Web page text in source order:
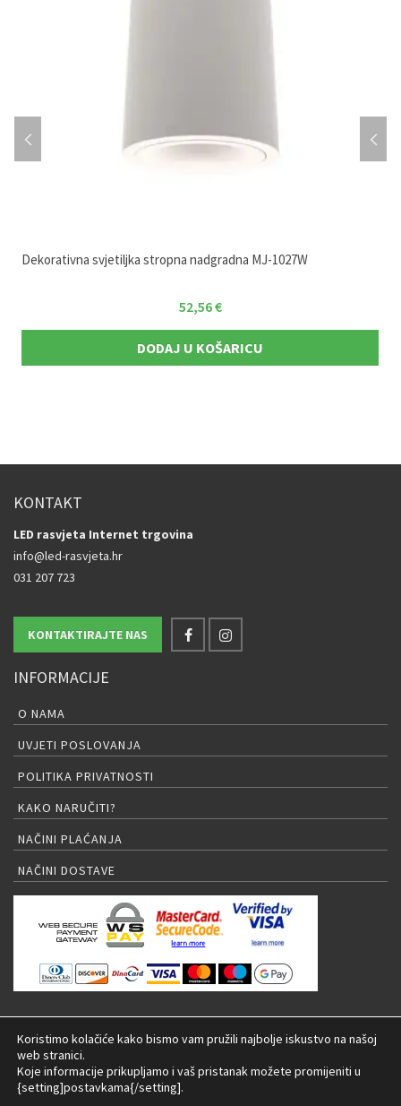
Dekorativna svjetiljka stropna nadgradna MJ-1027W
52,56€
DODAJ U KOŠARICU
KONTAKT
LED rasvjeta Internet trgovina
info@led-rasvjeta.hr
031 207 723
KONTAKTIRAJTE NAS
INFORMACIJE
O NAMA
UVJETI POSLOVANJA
POLITIKA PRIVATNOSTI
KAKO NARUČITI?
NAČINI PLAĆANJA
NAČINI DOSTAVE
PRIJAVA NA NEWSLETTER
© 2026 LED rasvjeta Internet trgovina |
Koristimo kolačiće kako bismo vam pružili najbolje iskustvo na našoj
web stranici.
Koje informacije prikupljamo i vaš pristanak možete promijeniti u
{setting]postavkama{/setting].